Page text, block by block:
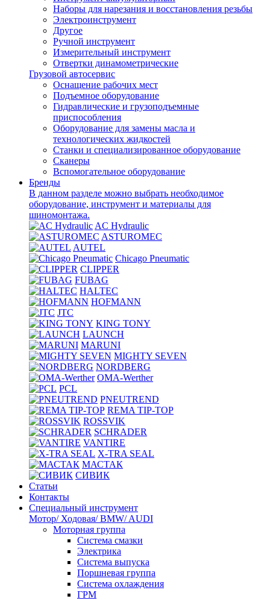
Наборы для нарезания и восстановления резьбы
Электроинструмент
Другое
Ручной инструмент
Измерительный инструмент
Отвертки динамометрические
Грузовой автосервис
Оснащение рабочих мест
Подъемное оборудование
Гидравлические и грузоподъемные
приспособления
Оборудование для замены масла и
технологических жидкостей
Станки и специализированное оборудование
Сканеры
Вспомогательное оборудование
Бренды
В данном разделе можно выбрать необходимое
оборудование, инструмент и материалы для
шиномонтажа.
AC Hydraulic
ASTUROMEC
AUTEL
Chicago Pneumatic
CLIPPER
FUBAG
HALTEC
HOFMANN
JTC
KING TONY
LAUNCH
MARUNI
MIGHTY SEVEN
NORDBERG
OMA-Werther
PCL
PNEUTREND
REMA TIP-TOP
ROSSVIK
SCHRADER
VANTIRE
X-TRA SEAL
МАСТАК
СИВИК
Статьи
Контакты
Специальный инструмент
Мотор/ Ходовая/ BMW/ AUDI
Моторная группа
Система смазки
Электрика
Система выпуска
Поршневая группа
Система охлаждения
ГРМ